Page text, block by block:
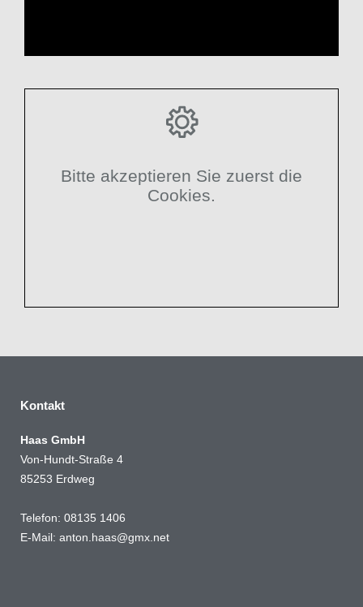
Bitte akzeptieren Sie zuerst die
Cookies.
Kontakt
Haas GmbH
Von-Hundt-Straße 4
85253 Erdweg
Telefon: 08135 1406
E-Mail: anton.haas@gmx.net